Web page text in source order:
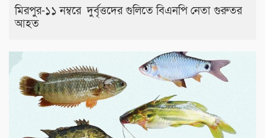
মিরপুর-১১ নম্বরে দুর্বৃত্তদের গুলিতে বিএনপি নেতা গুরুতর
আহত